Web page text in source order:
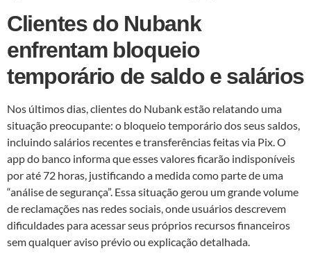
Clientes do Nubank
enfrentam bloqueio
temporário de saldo e salários
Nos últimos dias, clientes do Nubank estão relatando uma
situação preocupante: o bloqueio temporário dos seus saldos,
incluindo salários recentes e transferências feitas via Pix. O
app do banco informa que esses valores ficarão indisponíveis
por até 72 horas, justificando a medida como parte de uma
“análise de segurança”. Essa situação gerou um grande volume
de reclamações nas redes sociais, onde usuários descrevem
dificuldades para acessar seus próprios recursos financeiros
sem qualquer aviso prévio ou explicação detalhada.